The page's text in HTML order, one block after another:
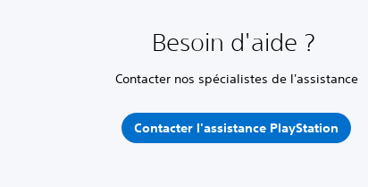
Besoin d'aide ?
Contacter nos spécialistes de l'assistance
Contacter l'assistance PlayStation